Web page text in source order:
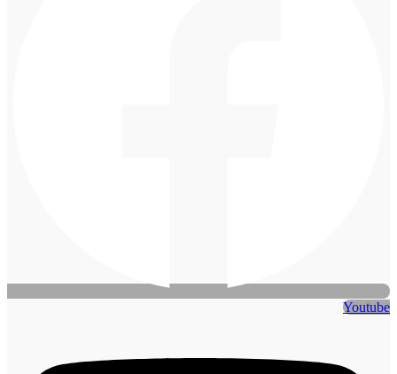
Youtube